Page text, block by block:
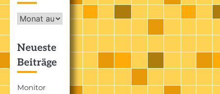
Archiv
Neueste
Beiträge
Monitor